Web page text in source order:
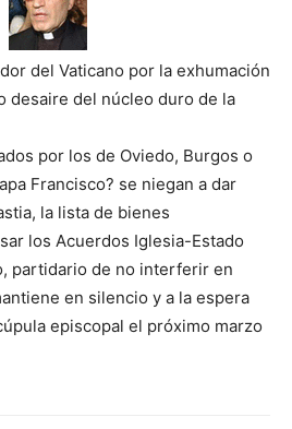
del Vaticano por la exhumación
desaire del núcleo duro de la
por los de Oviedo, Burgos o
Francisco? se niegan a dar
la lista de bienes
los Acuerdos Iglesia-Estado
partidario de no interferir en
en silencio y a la espera
episcopal el próximo marzo